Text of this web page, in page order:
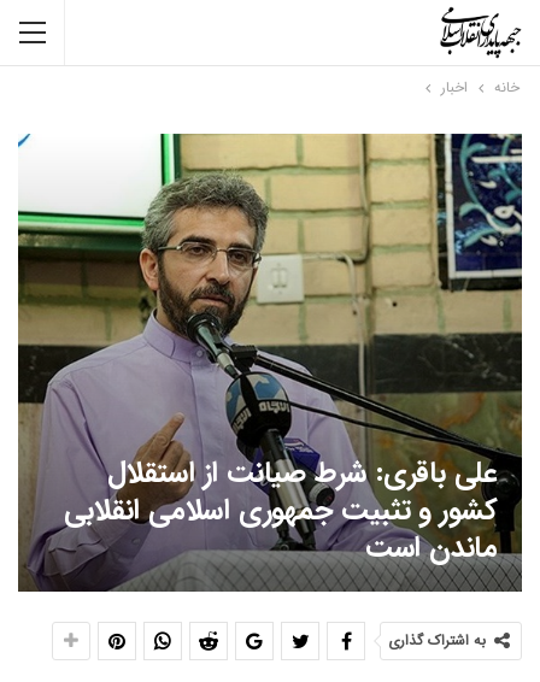
خانه اخبار
علی باقری: شرط صیانت از استقلال
کشور و تثبیت جمهوری اسلامی انقلابی
ماندن است
به اشتراک گذاری